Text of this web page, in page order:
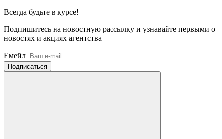
Всегда будьте в курсе!
Подпишитесь на новостную рассылку и узнавайте первыми о
новостях и акциях агентства
Емейл